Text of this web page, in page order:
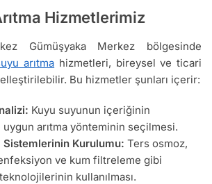
Hizmetlerimiz
Gümüşyaka Merkez bölgesinde
arıtma hizmetleri, bireysel ve ticari
Bu hizmetler şunları içerir:
Kuyu suyunun içeriğinin
arıtma yönteminin seçilmesi.
Sistemlerinin Kurulumu: Ters osmoz,
ve kum filtreleme gibi
kullanılması.